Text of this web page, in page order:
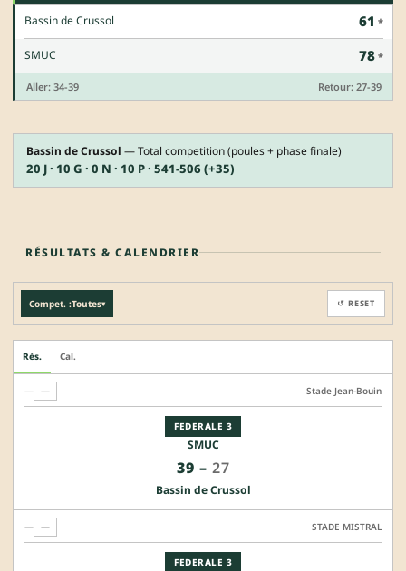
Bassin de Crussol 61
SMUC 78
Aller: 34-39 Retour: 27-39
Bassin de Crussol — Total competition (poules + phase finale)
20 J · 10 G · 0 N · 10 P · 541-506 (+35)
RÉSULTATS & CALENDRIER
Compet. :Toutes▾ ↺ RESET
Rés. Cal.
FEDERALE 3
SMUC
39 – 27
Bassin de Crussol
— — Stade Jean-Bouin
FEDERALE 3
— — STADE MISTRAL